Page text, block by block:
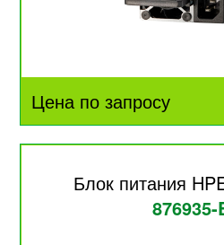
Цена по запросу
Блок питания
876935-